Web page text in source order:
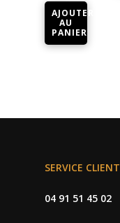
AJOUTER
AU
PANIER
SERVICE CLIENT
04 91 51 45 02